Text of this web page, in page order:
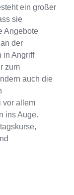
ein großer
sie
Angebote
der
in Angriff
zum
auch die
vor allem
ins Auge.